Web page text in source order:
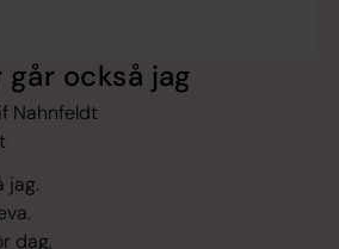
också jag
Nahnfeldt
jag.
dag,